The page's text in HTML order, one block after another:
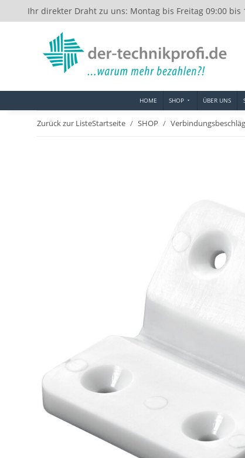
Ihr direkter Draht zu uns: Montag bis Freitag 09:00 bis
HOME SHOP ÜBER UNS
Zurück zur ListeStartseite SHOP